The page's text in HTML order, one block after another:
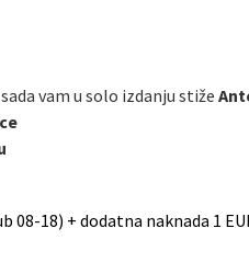
vam u solo izdanju stiže
08-18) + dodatna naknada 1